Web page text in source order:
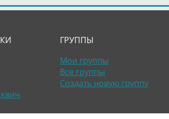
ГРУППЫ
Мои группы
Все группы
Создать новую группу